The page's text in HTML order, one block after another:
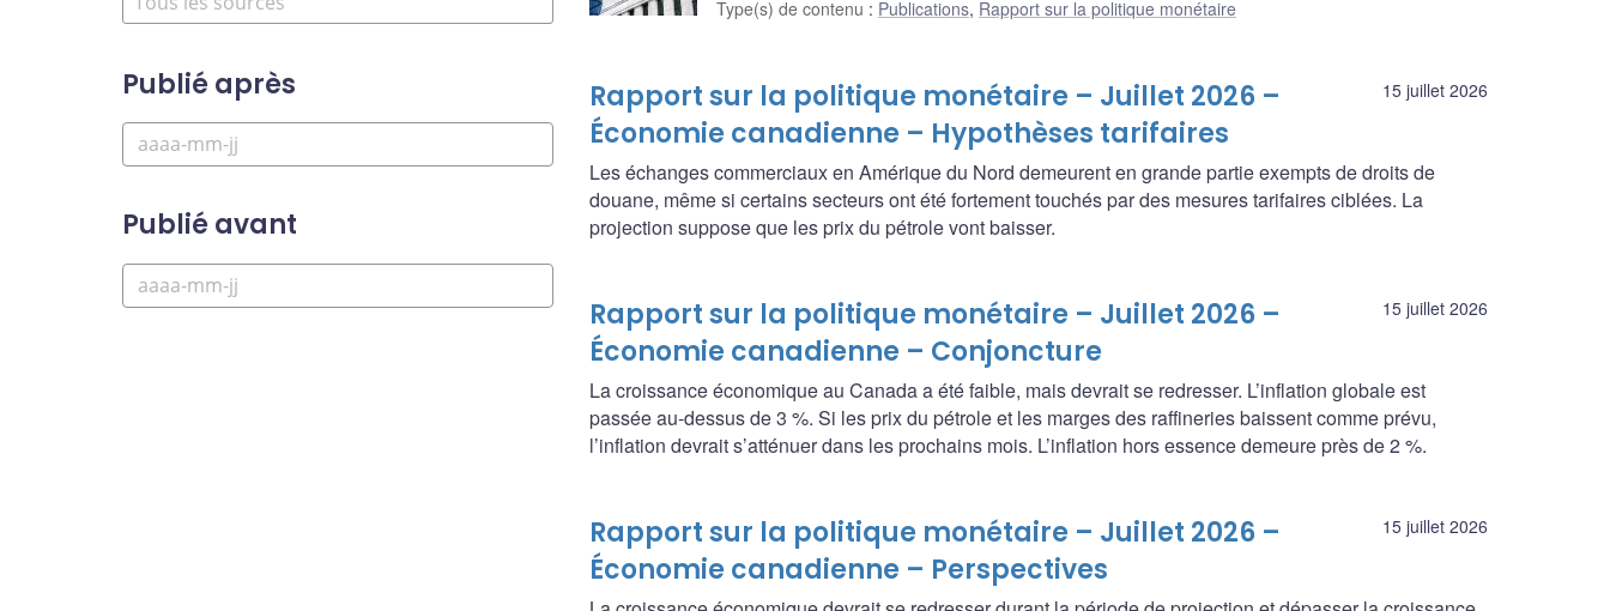
Publié après
Publié avant
Type(s) de contenu : Publications, Rapport sur la politique monétaire
15 juillet 2026
Rapport sur la politique monétaire – Juillet 2026 –
Économie canadienne – Hypothèses tarifaires
Les échanges commerciaux en Amérique du Nord demeurent en grande partie exempts de droits de
douane, même si certains secteurs ont été fortement touchés par des mesures tarifaires ciblées. La
projection suppose que les prix du pétrole vont baisser.
15 juillet 2026
Rapport sur la politique monétaire – Juillet 2026 –
Économie canadienne – Conjoncture
La croissance économique au Canada a été faible, mais devrait se redresser. L’inflation globale est
passée au‑dessus de 3 %. Si les prix du pétrole et les marges des raffineries baissent comme prévu,
l’inflation devrait s’atténuer dans les prochains mois. L’inflation hors essence demeure près de 2 %.
15 juillet 2026
Rapport sur la politique monétaire – Juillet 2026 –
Économie canadienne – Perspectives